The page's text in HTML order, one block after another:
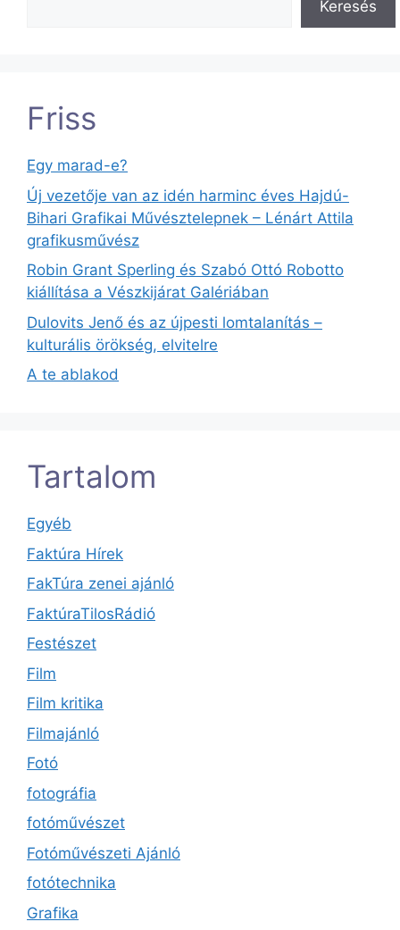
Keresés
Friss
Egy marad-e?
Új vezetője van az idén harminc éves Hajdú-
Bihari Grafikai Művésztelepnek – Lénárt Attila
grafikusművész
Robin Grant Sperling és Szabó Ottó Robotto
kiállítása a Vészkijárat Galériában
Dulovits Jenő és az újpesti lomtalanítás –
kulturális örökség, elvitelre
A te ablakod
Tartalom
Egyéb
Faktúra Hírek
FakTúra zenei ajánló
FaktúraTilosRádió
Festészet
Film
Film kritika
Filmajánló
Fotó
fotográfia
fotóművészet
Fotóművészeti Ajánló
fotótechnika
Grafika